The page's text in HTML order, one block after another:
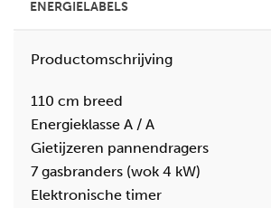
ENERGIELABELS
Productomschrijving
110 cm breed
Energieklasse A / A
Gietijzeren pannendragers
7 gasbranders (wok 4 kW)
Elektronische timer